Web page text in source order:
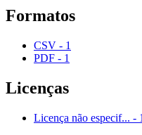
Formatos
CSV - 1
PDF - 1
Licenças
Licença não especif... - 1